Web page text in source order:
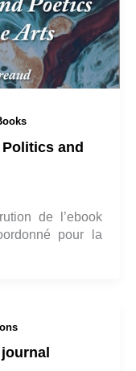
and
de l’ebook
pour la